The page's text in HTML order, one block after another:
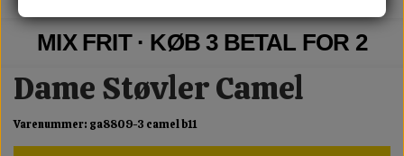
MIX FRIT · KØB 3 BETAL FOR 2
Dame Støvler Camel
Varenummer: ga8809-3 camel b11